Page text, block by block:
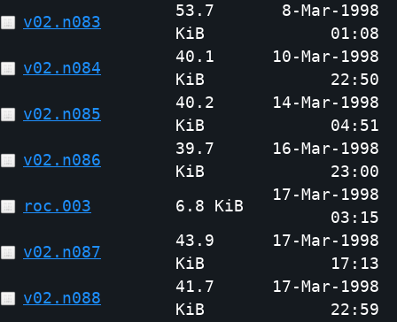
v02.n083
53.7
KiB
8-Mar-1998
01:08
v02.n084
40.1
KiB
10-Mar-1998
22:50
v02.n085
40.2
KiB
14-Mar-1998
04:51
v02.n086
39.7
KiB
16-Mar-1998
23:00
roc.003
6.8 KiB
17-Mar-1998
03:15
v02.n087
43.9
KiB
17-Mar-1998
17:13
v02.n088
41.7
KiB
17-Mar-1998
22:59